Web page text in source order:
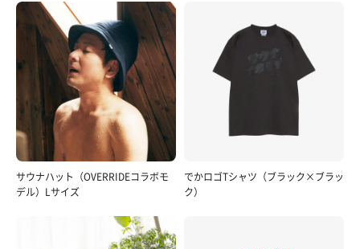
サウナハット（OVERRIDEコラボモ
デル）Lサイズ
でかロゴTシャツ（ブラック×ブラッ
ク）